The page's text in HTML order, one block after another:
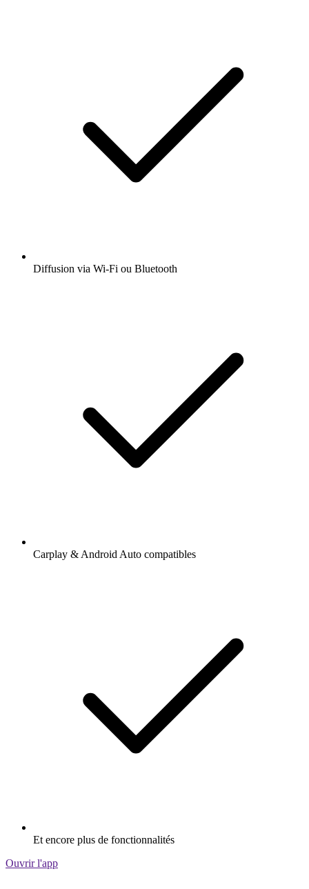
Diffusion via Wi-Fi ou Bluetooth
Carplay & Android Auto compatibles
Et encore plus de fonctionnalités
Ouvrir l'app